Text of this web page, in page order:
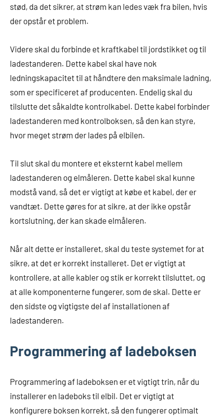
stød, da det sikrer, at strøm kan ledes væk fra bilen, hvis
der opstår et problem.
Videre skal du forbinde et kraftkabel til jordstikket og til
ladestanderen. Dette kabel skal have nok
ledningskapacitet til at håndtere den maksimale ladning,
som er specificeret af producenten. Endelig skal du
tilslutte det såkaldte kontrolkabel. Dette kabel forbinder
ladestanderen med kontrolboksen, så den kan styre,
hvor meget strøm der lades på elbilen.
Til slut skal du montere et eksternt kabel mellem
ladestanderen og elmåleren. Dette kabel skal kunne
modstå vand, så det er vigtigt at købe et kabel, der er
vandtæt. Dette gøres for at sikre, at der ikke opstår
kortslutning, der kan skade elmåleren.
Når alt dette er installeret, skal du teste systemet for at
sikre, at det er korrekt installeret. Det er vigtigt at
kontrollere, at alle kabler og stik er korrekt tilsluttet, og
at alle komponenterne fungerer, som de skal. Dette er
den sidste og vigtigste del af installationen af
ladestanderen.
Programmering af ladeboksen
Programmering af ladeboksen er et vigtigt trin, når du
installerer en ladeboks til elbil. Det er vigtigt at
konfigurere boksen korrekt, så den fungerer optimalt